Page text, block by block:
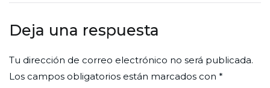
Deja una respuesta
Tu dirección de correo electrónico no será publicada.
Los campos obligatorios están marcados con *